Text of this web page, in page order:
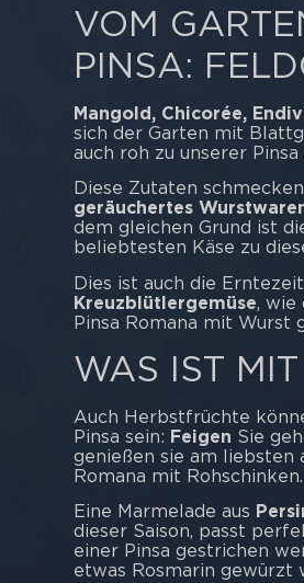
VOM
PINSA:
Mangold, Chicorée,
sich der Garten mit
auch roh zu unserer
Diese Zutaten
geräuchertes
dem gleichen Grund ist
beliebtesten Käse zu
Dies ist auch die
Kreuzblütlergemüse, wie
Pinsa Romana mit Wurst
WAS IST
Auch Herbstfrüchte
Pinsa sein: Feigen Sie
genießen sie am liebsten
Romana mit Rohschinken.
Eine Marmelade aus
dieser Saison, passt
einer Pinsa gestrichen
etwas Rosmarin gewürzt